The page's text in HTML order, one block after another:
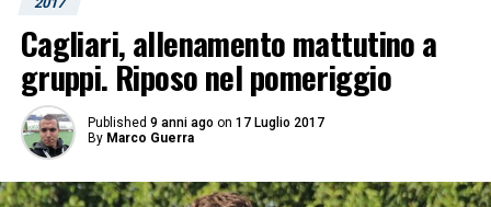
Cagliari, allenamento mattutino a
gruppi. Riposo nel pomeriggio
Published 9 anni ago on 17 Luglio 2017
By Marco Guerra